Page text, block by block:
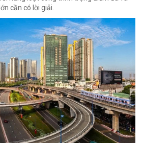
cần có lời giải.